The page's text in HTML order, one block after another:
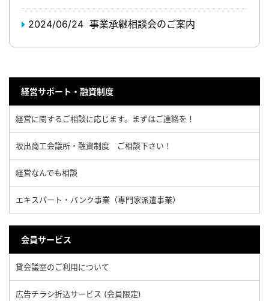
2024/06/24 事業承継相談会のご案内
経営サポート・融資制度
経営に関するご相談に応じます。まずはご連絡を！
坂出商工会議所・融資制度 ご相談下さい！
経営なんでも相談
エキスパート・バンク事業（専門家派遣事業）
会員サービス
貸会議室のご利用について
広告チラシ折込サービス (会員限定)